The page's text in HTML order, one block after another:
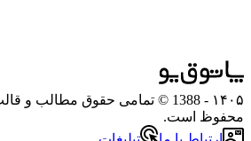
۱۴۰۵
- 1388 © تمامی حقوق مطالب و
محفوظ است.